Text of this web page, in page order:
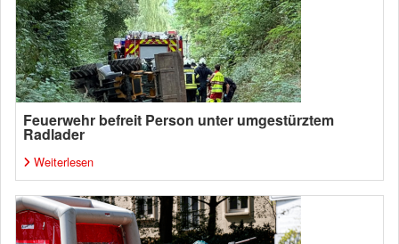
Feuerwehr befreit Person unter umgestürztem
Radlader
Weiterlesen